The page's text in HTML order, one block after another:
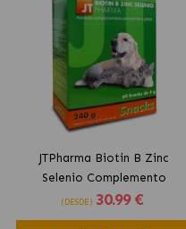
JTPharma Biotin B Zinc
Selenio Complemento
Nutricional en Snack para
Perros y Gatos
(DESDE) 30.99 €